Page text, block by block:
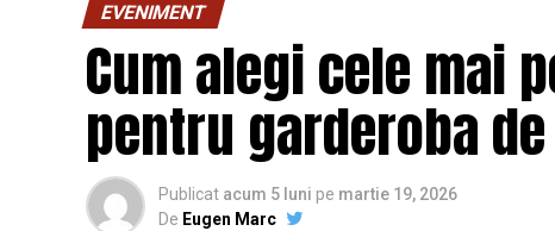
Tot farmecul vine din faptul că Stitch are
obișnuite. E un albastru-turcoaz, ușor
înseamnă că personajul aduce deja două
lângă el. Dacă ignori amănuntul ăsta, ajungi
care albastrul rece și florile nimeresc în
Gândește-te la el ca la o piesă vestimentară
EVENIMENT
Cum alegi cele mai
pentru garderoba
Publicat acum 5 luni pe martie 19, 2026
De Eugen Marc